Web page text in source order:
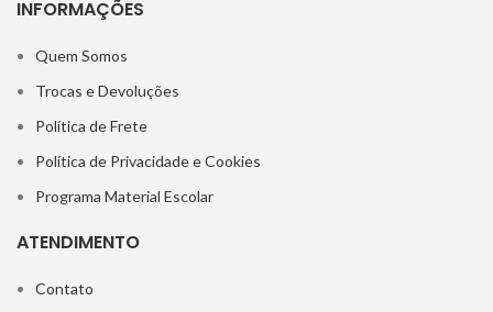
INFORMAÇÕES
Quem Somos
Trocas e Devoluções
Política de Frete
Política de Privacidade e Cookies
Programa Material Escolar
ATENDIMENTO
Contato